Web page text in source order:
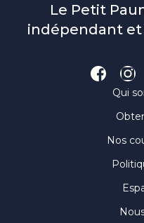
Le Petit
indépendant et
Qui
Nos